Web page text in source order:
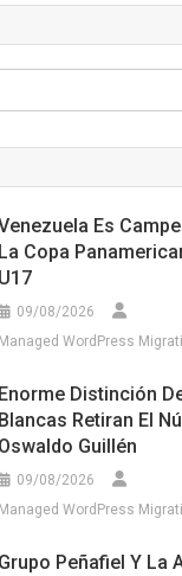
Es
La Copa
U17
09/08/2026
Managed WordPress
Enorme Distinción
Blancas Retiran El
Oswaldo Guillén
09/08/2026
Managed WordPress
Grupo Peñafiel Y La